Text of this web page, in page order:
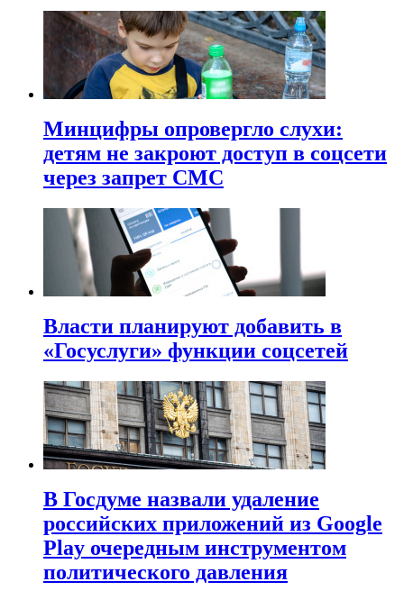
Минцифры опровергло слухи:
детям не закроют доступ в соцсети
через запрет СМС
Власти планируют добавить в
«Госуслуги» функции соцсетей
В Госдуме назвали удаление
российских приложений из Google
Play очередным инструментом
политического давления